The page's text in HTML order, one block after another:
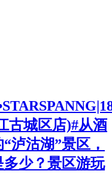
古城区店)#从酒
泸沽湖”景区，
少？景区游玩